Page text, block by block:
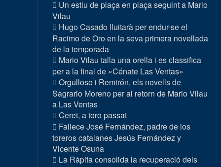
Un estiu de plaça en plaça seguint a Mario
Vilau
Hugo Casado lluitarà per endur-se el
Racimo de Oro en la seva primera novellada
de la temporada
Mario Vilau talla una orella i es classifica
per a la final de «Cénate Las Ventas»
Orgulloso i Remirón, els novells de
Sagrario Moreno per al retorn de Mario Vilau
a Las Ventas
Ceret, a toro passat
Fallece José Fernández, padre de los
toreros catalanes Jesús Fernández y
Vicente Osuna
La Ràpita consolida la recuperació dels